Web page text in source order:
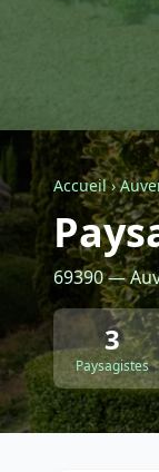
Accueil›
69390 —
3
Paysagistes